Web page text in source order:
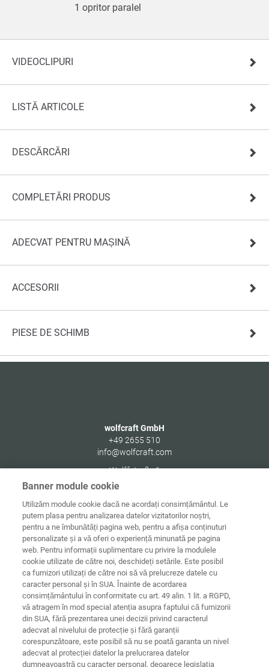
1 opritor paralel
VIDEOCLIPURI
LISTĂ ARTICOLE
DESCĂRCĂRI
COMPLETĂRI PRODUS
ADECVAT PENTRU MAȘINĂ
ACCESORII
PIESE DE SCHIMB
wolfcraft GmbH
+49 2655 510
info@wolfcraft.com
Wolffstraße 1
56746
Acasă
Date de
contact
Informaţii
juridice
Protecţia
datelor
Termeni și
condiții
Directive
privind cookie-
urile Conectare
Declarație
privind
accesibilitatea
Banner module cookie
Utilizăm module cookie dacă ne acordați consimțământul. Le
putem plasa pentru analizarea datelor vizitatorilor noștri,
pentru a ne îmbunătăți pagina web, pentru a afișa conținuturi
personalizate și a vă oferi o experiență minunată pe pagina
web. Pentru informații suplimentare cu privire la modulele
cookie utilizate de către noi, deschideți setările. Este posibil
ca furnizori utilizați de către noi să vă prelucreze datele cu
caracter personal și în SUA. Înainte de acordarea
consimțământului în conformitate cu art. 49 alin. 1 lit. a RGPD,
vă atragem în mod special atenția asupra faptului că furnizorii
din SUA, fără prezentarea unei decizii privind caracterul
adecvat al nivelului de protecție și fără garanții
corespunzătoare, este posibil să nu se poată garanta un nivel
adecvat al protecției datelor la prelucrarea datelor
dumneavoastră cu caracter personal, deoarece legislația